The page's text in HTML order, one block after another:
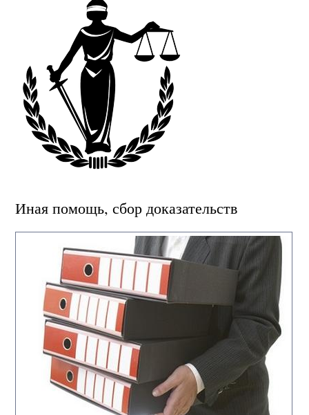
Иная помощь, сбор доказательств